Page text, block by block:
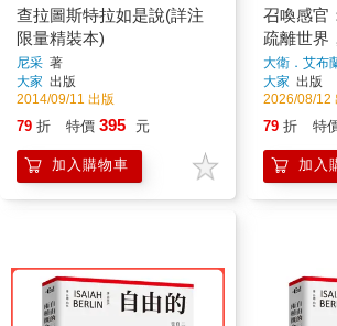
查拉圖斯特拉如是說(詳注
限量精裝本)
尼采 著
大家 出版
2014/09/11 出版
79 折 特價 395 元
加入購物車
召喚感官
疏離世界
世界
大衛．艾布
大家 出版
2026/08/12
79 折 特
加入